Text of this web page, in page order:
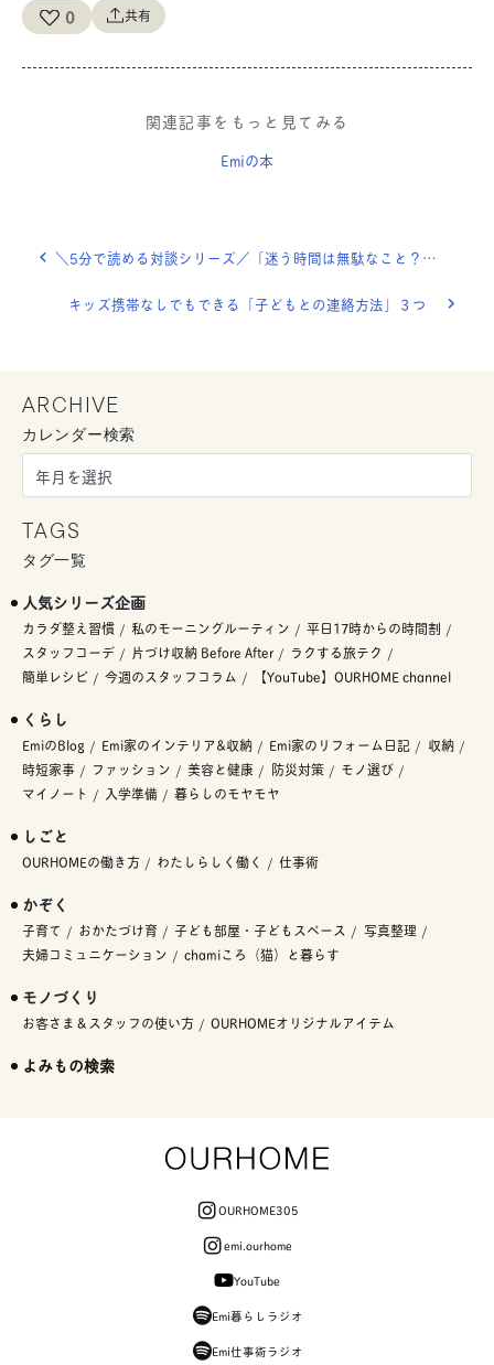
0 共有
関連記事をもっと見てみる
Emiの本
＼5分で読める対談シリーズ／「迷う時間は無駄なこと？！」大学生リョウスケ君が質問してくれました。
キッズ携帯なしでもできる「子どもとの連絡方法」３つ
ARCHIVE
カレンダー検索
TAGS
タグ一覧
人気シリーズ企画
カラダ整え習慣 私のモーニングルーティン
平日17時からの時間割
スタッフコーデ
片づけ収納 Before After
ラクする旅テク
簡単レシピ
今週のスタッフコラム 【YouTube】OURHOME channel
くらし
EmiのBlog Emi家のインテリア&収納 Emi家のリフォーム日記
収納
時短家事
ファッション 美容と健康 防災対策
モノ選び
マイノート
入学準備 暮らしのモヤモヤ
しごと
OURHOMEの働き方 わたしらしく働く 仕事術
かぞく
子育て おかたづけ育 子ども部屋・子どもスペース
写真整理
夫婦コミュニケーション
chamiころ（猫）と暮らす
モノづくり
お客さま＆スタッフの使い方 OURHOMEオリジナルアイテム
よみもの検索
OURHOME305
emi.ourhome
YouTube
Emi暮らしラジオ
Emi仕事術ラジオ